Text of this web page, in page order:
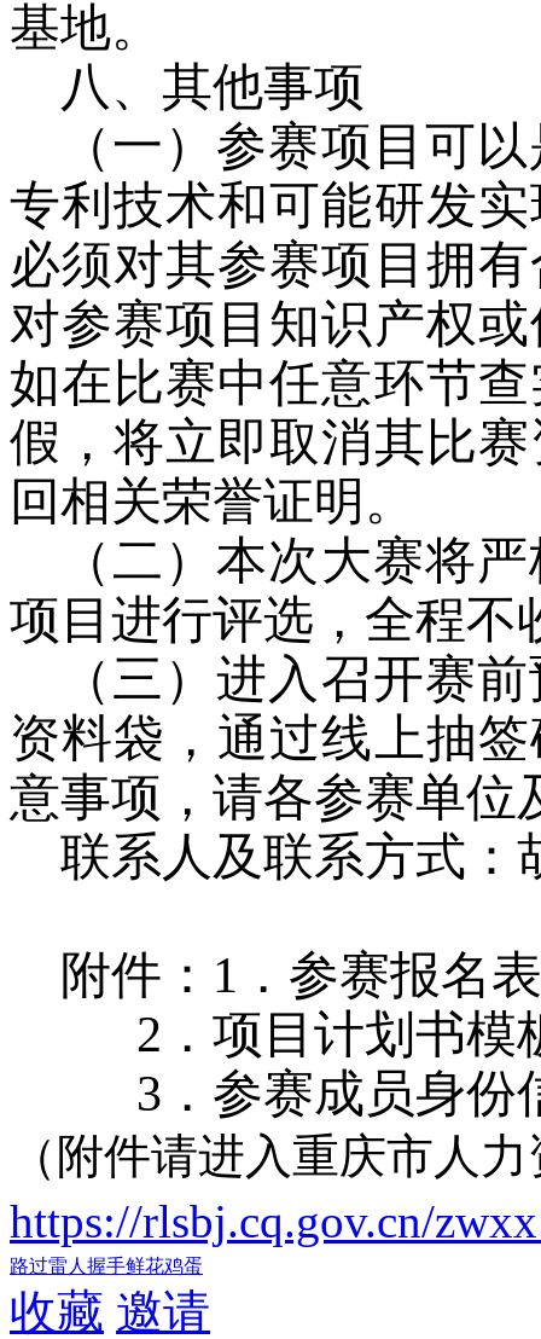
基地。
八、其他事项
（一）参赛项目可
专利技术和可能研发
必须对其参赛项目拥
对参赛项目知识产权
如在比赛中任意环节
假，将立即取消其比
回相关荣誉证明。
（二）本次大赛将
项目进行评选，全程不
（三）进入召开赛
资料袋，通过线上抽
意事项，请各参赛单位
联系人及联系方式：
附件： 1 ． 参赛报名表
2 ． 项目计划书模
3 ． 参赛成员身份
（附件请进入重庆市人
https://rlsbj.cq.gov.cn/
路过雷人 握手鲜花鸡蛋
收藏 邀请